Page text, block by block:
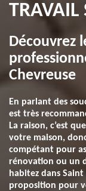
TRAVAIL
Découvrez
Chevreuse
En parlant des
est très
La raison, c’est
votre maison,
compétant pour
rénovation ou un
habitez dans
proposition pour